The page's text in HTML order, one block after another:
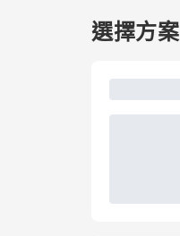
選擇方案